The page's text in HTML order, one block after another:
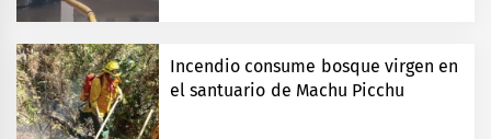
Incendio consume bosque virgen en
el santuario de Machu Picchu